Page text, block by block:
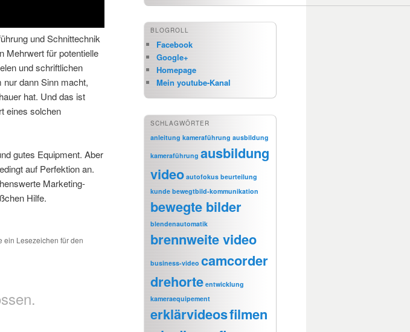
und Schnittechnik
Mehrwert für potentielle
und schriftlichen
dann Sinn macht,
hat. Und das ist
eines solchen
gutes Equipment. Aber
auf Perfektion an.
Marketing-
Hilfe.
ein Lesezeichen für den
BLOGROLL
Facebook
Google+
Homepage
Mein youtube-Kanal
SCHLAGWÖRTER
anleitung kameraführung ausbildung
kameraführung ausbildung
video autofokus beurteilung
kunde bewegtbild-kommunikation
bewegte bilder
blendenautomatik
brennweite video
business-video camcorder
drehorte entwicklung
kameraequipement
erklärvideosfilmen